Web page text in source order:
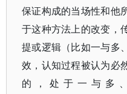
保证构成的当场性和他
于这种方法上的改变，
提或逻辑（比如一与多
效，认知过程被认为必
的，处于一与多